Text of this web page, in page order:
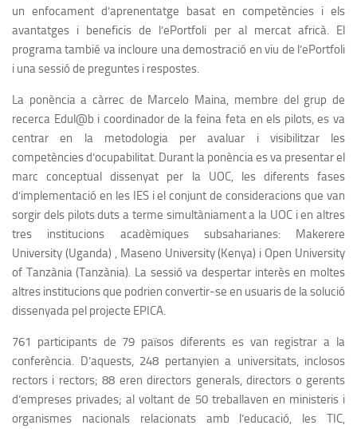
un enfocament d’aprenentatge basat en competències i els
avantatges i beneficis de l’ePortfoli per al mercat africà. El
programa tambié va incloure una demostració en viu de l’ePortfoli
i una sessió de preguntes i respostes.
La ponència a càrrec de Marcelo Maina, membre del grup de
recerca Edul@b i coordinador de la feina feta en els pilots, es va
centrar en la metodologia per avaluar i visibilitzar les
competències d’ocupabilitat. Durant la ponència es va presentar el
marc conceptual dissenyat per la UOC, les diferents fases
d’implementació en les IES i el conjunt de consideracions que van
sorgir dels pilots duts a terme simultàniament a la UOC i en altres
tres institucions acadèmiques subsaharianes: Makerere
University (Uganda) , Maseno University (Kenya) i Open University
of Tanzània (Tanzània). La sessió va despertar interès en moltes
altres institucions que podrien convertir-se en usuaris de la solució
dissenyada pel projecte EPICA.
761 participants de 79 països diferents es van registrar a la
conferència. D’aquests, 248 pertanyien a universitats, inclosos
rectors i rectors; 88 eren directors generals, directors o gerents
d’empreses privades; al voltant de 50 treballaven en ministeris i
organismes nacionals relacionats amb l’educació, les TIC,